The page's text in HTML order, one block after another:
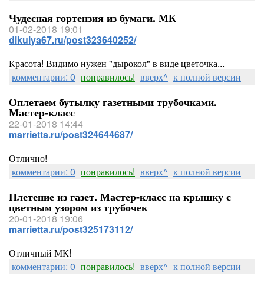
Чудесная гортензия из бумаги. МК
01-02-2018 19:01
dikulya67.ru/post323640252/
Красота! Видимо нужен "дырокол" в виде цветочка...
комментарии: 0 понравилось! вверх^ к полной версии
Оплетаем бутылку газетными трубочками.
Мастер-класс
22-01-2018 14:44
marrietta.ru/post324644687/
Отлично!
комментарии: 0 понравилось! вверх^ к полной версии
Плетение из газет. Мастер-класс на крышку с
цветным узором из трубочек
20-01-2018 19:06
marrietta.ru/post325173112/
Отличный МК!
комментарии: 0 понравилось! вверх^ к полной версии